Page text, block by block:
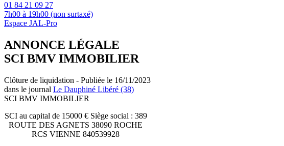
01 84 21 09 27
7h00 à 19h00 (non surtaxé)
Espace JAL-Pro
ANNONCE LÉGALE
SCI BMV IMMOBILIER
Clôture de liquidation - Publiée le 16/11/2023
dans le journal Le Dauphiné Libéré (38)
SCI BMV IMMOBILIER
SCI au capital de 15000 € Siège social : 389
ROUTE DES AGNETS 38090 ROCHE
RCS VIENNE 840539928